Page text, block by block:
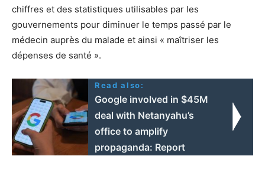
chiffres et des statistiques utilisables par les
gouvernements pour diminuer le temps passé par le
médecin auprès du malade et ainsi « maîtriser les
dépenses de santé ».
Read also:
Google involved in $45M
deal with Netanyahu’s
office to amplify
propaganda: Report